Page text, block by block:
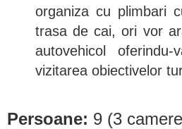
organiza cu plimbari
trasa de cai, ori vor
autovehicol
vizitarea obiectivelor
Persoane: 9 (3